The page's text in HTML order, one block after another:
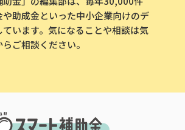
助成金といった中小企業向けのデ
ています。気になることや相談は気
ご相談ください。